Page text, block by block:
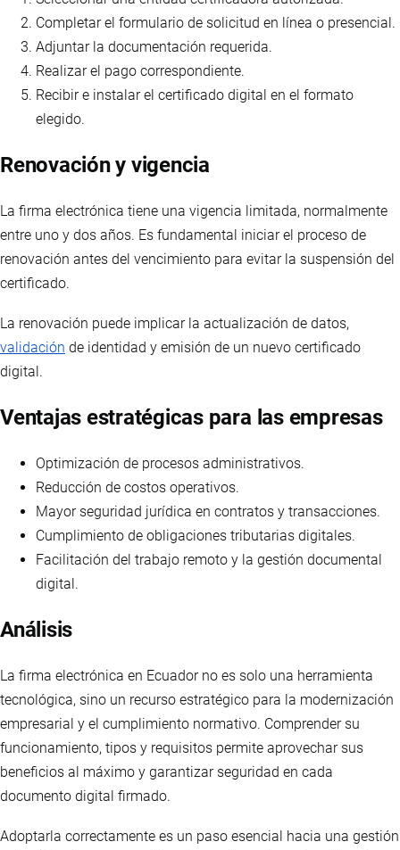
Completar el formulario de solicitud en línea o presencial.
Adjuntar la documentación requerida.
Realizar el pago correspondiente.
Recibir e instalar el certificado digital en el formato
elegido.
Renovación y vigencia
La firma electrónica tiene una vigencia limitada, normalmente
entre uno y dos años. Es fundamental iniciar el proceso de
renovación antes del vencimiento para evitar la suspensión del
certificado.
La renovación puede implicar la actualización de datos,
validación de identidad y emisión de un nuevo certificado
digital.
Ventajas estratégicas para las empresas
Optimización de procesos administrativos.
Reducción de costos operativos.
Mayor seguridad jurídica en contratos y transacciones.
Cumplimiento de obligaciones tributarias digitales.
Facilitación del trabajo remoto y la gestión documental
digital.
Análisis
La firma electrónica en Ecuador no es solo una herramienta
tecnológica, sino un recurso estratégico para la modernización
empresarial y el cumplimiento normativo. Comprender su
funcionamiento, tipos y requisitos permite aprovechar sus
beneficios al máximo y garantizar seguridad en cada
documento digital firmado.
Adoptarla correctamente es un paso esencial hacia una gestión